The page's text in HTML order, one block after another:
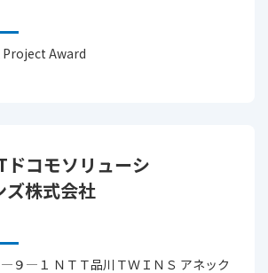
ドコモソリューシ
ズ株式会社
９―１ ＮＴＴ品川ＴＷＩＮＳ アネック
Project Award